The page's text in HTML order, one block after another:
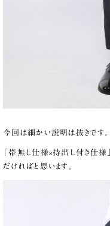
今回は細かい説明は抜きです。
「帯無し仕様×持出し付き仕様
だければと思います。